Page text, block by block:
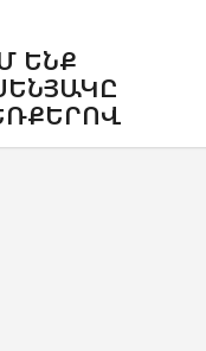
ԵՆՔ